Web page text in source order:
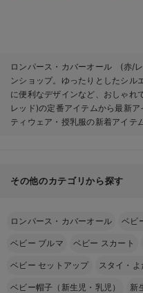
ロンパース・カバーオール (赤/
ンショップ。ゆったりとしたシル
に便利なデザインなど、おしゃ
レッド)の定番アイテムから最新
ティウェア・授乳服の新着アイテ
その他のカテゴリから探す
ロンパース・カバーオール ベビ
ベビー ブルマ ベビー スカート
ベビー セットアップ スタイ・
ベビー帽子（新生児・乳児） 新